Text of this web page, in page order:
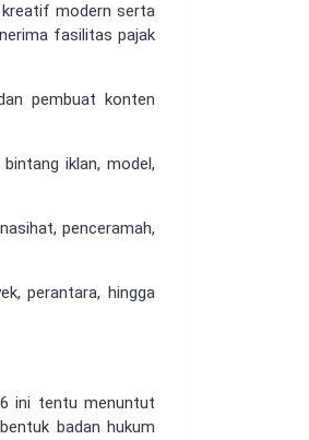
kreatif modern serta
fasilitas pajak
pembuat konten
iklan, model,
penceramah,
perantara, hingga
ini tentu menuntut
badan hukum